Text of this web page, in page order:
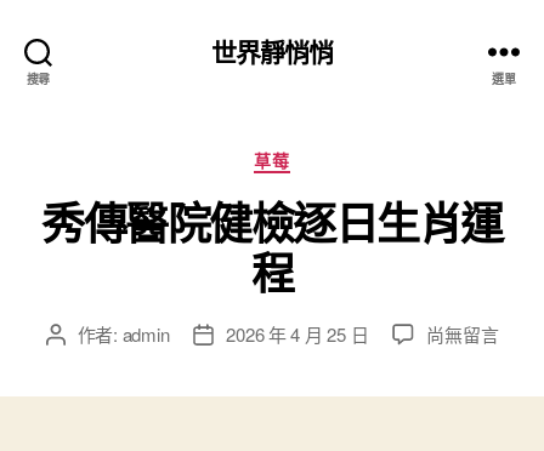
搜尋
世界靜悄悄
選單
分
類
草莓
秀傳醫院健檢逐日生肖運
程
文 作者: admin
文 2026 年 4 月 25 日
在
尚無留言